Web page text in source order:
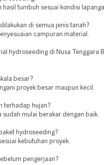
hasil tumbuh sesuai kondisi
di semua jenis tanah?
campuran material.
hydroseeding di Nusa Tenggara
besar?
proyek besar maupun kecil.
terhadap hujan?
sudah mulai berakar dengan baik.
hydroseeding?
kebutuhan proyek.
pengerjaan?